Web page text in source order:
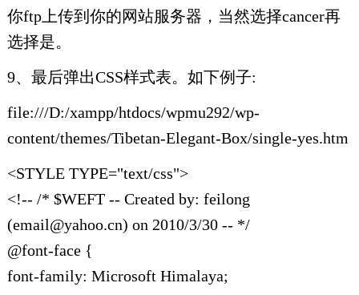
你ftp上传到你的网站服务器，当然选择cancer再
选择是。
9、最后弹出CSS样式表。如下例子:
file:///D:/xampp/htdocs/wpmu292/wp-
content/themes/Tibetan-Elegant-Box/single-yes.htm
<STYLE TYPE="text/css">
<!-- /* $WEFT -- Created by: feilong
(email@yahoo.cn) on 2010/3/30 -- */
@font-face {
font-family: Microsoft Himalaya;